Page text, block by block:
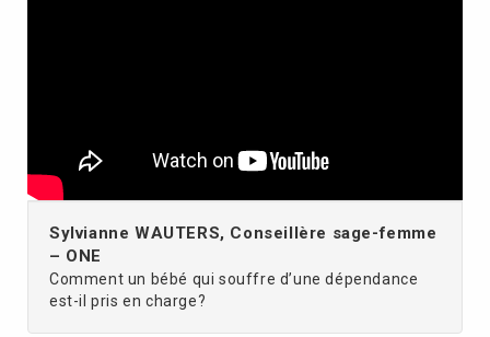
Sylvianne WAUTERS, Conseillère sage-femme
– ONE
Comment un bébé qui souffre d’une dépendance
est-il pris en charge?